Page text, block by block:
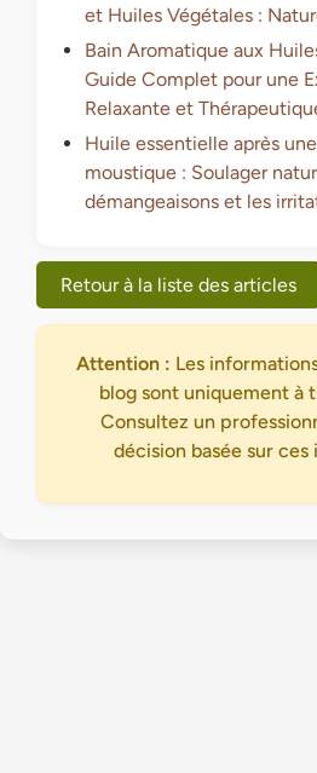
et Huiles Végétales :
Bain Aromatique aux
Guide Complet pour une
Relaxante et
Huile essentielle après
moustique : Soulager
démangeaisons et les
Retour à la liste des articles
Attention : Les
blog sont uniquement à
Consultez un
décision basée sur